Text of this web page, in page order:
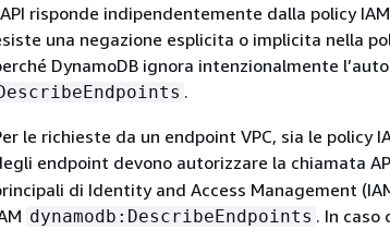
risponde indipendentemente dalla policy
una negazione esplicita o implicita nella
DynamoDB ignora intenzionalmente
.
le richieste da un endpoint VPC, sia le policy
endpoint devono autorizzare la chiamata
di Identity and Access Management
dynamodb:DescribeEndpoints . In caso